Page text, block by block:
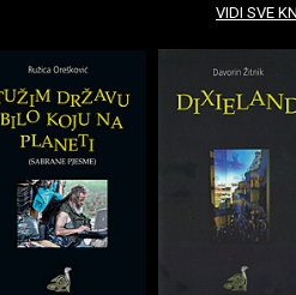
VIDI SVE